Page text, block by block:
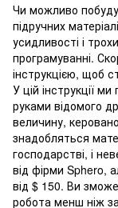
Чи можливо
підручних
усидливості і
програмуванні.
інструкцією, щоб
У цій інструкції
руками відомого
величину,
знадобляться
господарстві, і
від фірми Sphero,
від $ 150. Ви
робота менш ніж